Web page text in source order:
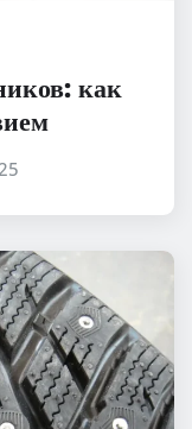
как